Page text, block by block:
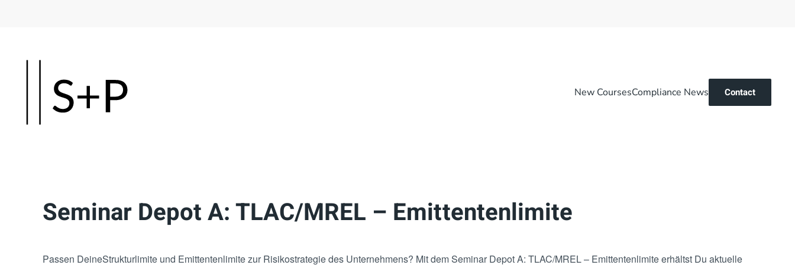
main
New CoursesCompliance News Contact
Seminar Depot A: TLAC/MREL – Emittentenlimite
Passen DeineStrukturlimite und Emittentenlimite zur Risikostrategie des Unternehmens? Mit dem Seminar Depot A: TLAC/MREL – Emittentenlimite erhältst Du aktuelle